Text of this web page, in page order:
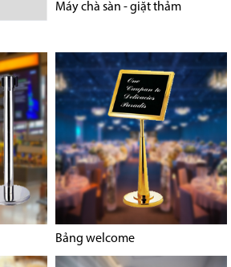
Máy chà sàn - giặt thảm
Bảng welcome